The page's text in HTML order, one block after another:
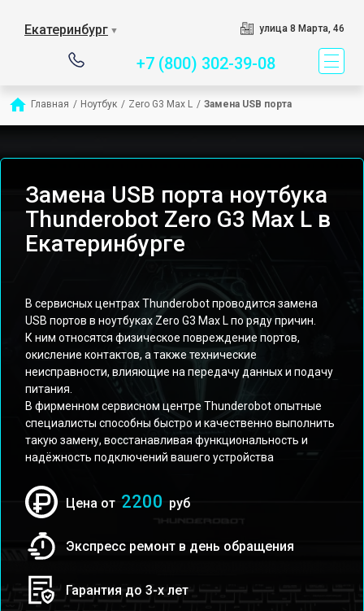
Екатеринбург ▼ улица 8 Марта, 46
+7 (800) 302-39-08
Главная / Ноутбук / Zero G3 Max L / Замена USB порта
Замена USB порта ноутбука
Thunderobot Zero G3 Max L в
Екатеринбурге
В сервисных центрах Thunderobot проводится замена
USB портов в ноутбуках Zero G3 Max L по ряду причин.
К ним относятся физическое повреждение портов,
окисление контактов, а также технические
неисправности, влияющие на передачу данных и подачу
питания.
В фирменном сервисном центре Thunderobot опытные
специалисты способны быстро и качественно выполнить
такую замену, восстанавливая функциональность и
надёжность подключений вашего устройства
Цена от 2200 руб
Экспресс ремонт в день обращения
Гарантия до 3-х лет